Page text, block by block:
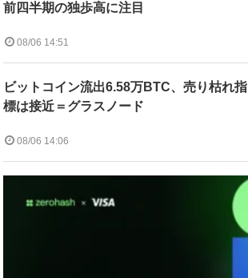
前四半期の独歩高に注目
08/06 14:51
ビットコイン流出6.58万BTC、売り枯れ指
標は接近＝グラスノード
08/06 14:06